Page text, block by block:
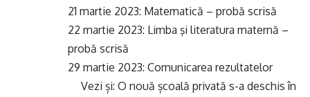
21 martie 2023: Matematică – probă scrisă
22 martie 2023: Limba şi literatura maternă –
probă scrisă
29 martie 2023: Comunicarea rezultatelor
Vezi și: O nouă școală privată s-a deschis în